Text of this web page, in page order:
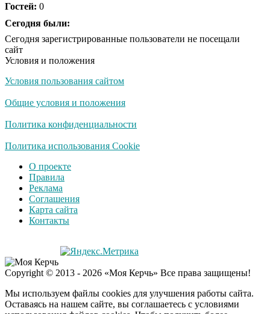
Королева вагона
оставит равнодушным
Гостей: 0
Сегодня были:
Сегодня зарегистрированные пользователи не посещали
сайт
Условия и положения
Условия пользования сайтом
Общие условия и положения
Политика конфиденциальности
Политика использования Cookie
О проекте
Правила
Реклама
Соглашения
Карта сайта
Контакты
Copyright © 2013 - 2026 «Моя Керчь» Все права защищены!
Мы используем файлы cookies для улучшения работы сайта.
Оставаясь на нашем сайте, вы соглашаетесь с условиями